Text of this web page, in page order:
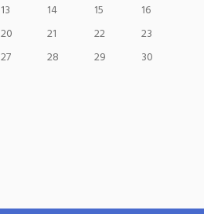
13 14 15
16
20 21 22
23
27 28 29
30